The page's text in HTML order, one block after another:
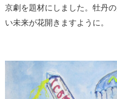
京劇を題材にしました。牡丹
い未来が花開きますように。